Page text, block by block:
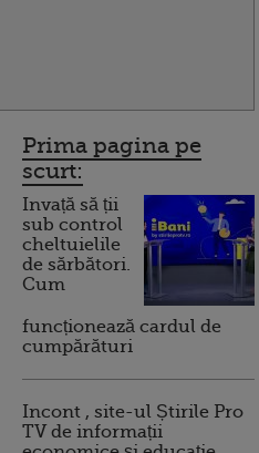
Prima pagina pe
scurt:
Invață să ții
sub control
cheltuielile
de sărbători.
Cum
funcționează cardul de
cumpărături
Incont , site-ul Știrile Pro
TV de informații